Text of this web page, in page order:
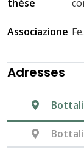
thèse
Associazione
Adresses